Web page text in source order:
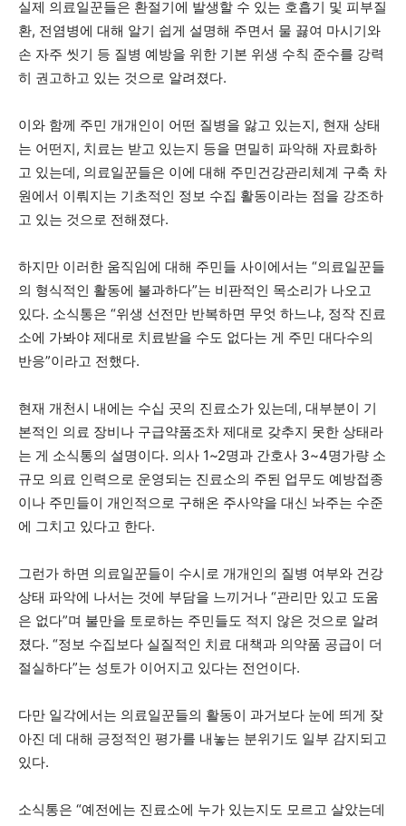
실제 의료일꾼들은 환절기에 발생할 수 있는 호흡기 및 피부질
환, 전염병에 대해 알기 쉽게 설명해 주면서 물 끓여 마시기와
손 자주 씻기 등 질병 예방을 위한 기본 위생 수칙 준수를 강력
히 권고하고 있는 것으로 알려졌다.
이와 함께 주민 개개인이 어떤 질병을 앓고 있는지, 현재 상태
는 어떤지, 치료는 받고 있는지 등을 면밀히 파악해 자료화하
고 있는데, 의료일꾼들은 이에 대해 주민건강관리체계 구축 차
원에서 이뤄지는 기초적인 정보 수집 활동이라는 점을 강조하
고 있는 것으로 전해졌다.
하지만 이러한 움직임에 대해 주민들 사이에서는 “의료일꾼들
의 형식적인 활동에 불과하다”는 비판적인 목소리가 나오고
있다. 소식통은 “위생 선전만 반복하면 무엇 하느냐, 정작 진료
소에 가봐야 제대로 치료받을 수도 없다는 게 주민 대다수의
반응”이라고 전했다.
현재 개천시 내에는 수십 곳의 진료소가 있는데, 대부분이 기
본적인 의료 장비나 구급약품조차 제대로 갖추지 못한 상태라
는 게 소식통의 설명이다. 의사 1~2명과 간호사 3~4명가량 소
규모 의료 인력으로 운영되는 진료소의 주된 업무도 예방접종
이나 주민들이 개인적으로 구해온 주사약을 대신 놔주는 수준
에 그치고 있다고 한다.
그런가 하면 의료일꾼들이 수시로 개개인의 질병 여부와 건강
상태 파악에 나서는 것에 부담을 느끼거나 “관리만 있고 도움
은 없다”며 불만을 토로하는 주민들도 적지 않은 것으로 알려
졌다. “정보 수집보다 실질적인 치료 대책과 의약품 공급이 더
절실하다”는 성토가 이어지고 있다는 전언이다.
다만 일각에서는 의료일꾼들의 활동이 과거보다 눈에 띄게 잦
아진 데 대해 긍정적인 평가를 내놓는 분위기도 일부 감지되고
있다.
소식통은 “예전에는 진료소에 누가 있는지도 모르고 살았는데